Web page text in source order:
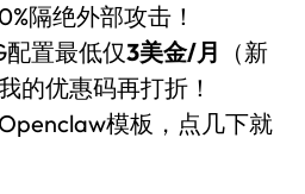
隔绝外部攻击！
置最低仅3美金/月
（新
的优惠码再打折！
模板，点几下就